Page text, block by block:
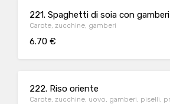
221. Spaghetti di soia con gamberi
Carote, zucchine, gamberi
6.70 €
222. Riso oriente
Carote, zucchine, uovo, gamberi, piselli,